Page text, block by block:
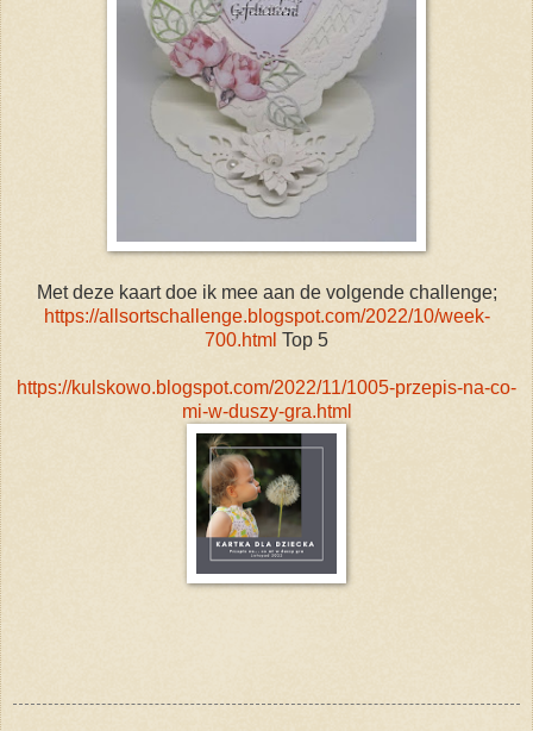
Met deze kaart doe ik mee aan de volgende challenge;
https://allsortschallenge.blogspot.com/2022/10/week-
700.html Top 5
https://kulskowo.blogspot.com/2022/11/1005-przepis-na-co-
mi-w-duszy-gra.html